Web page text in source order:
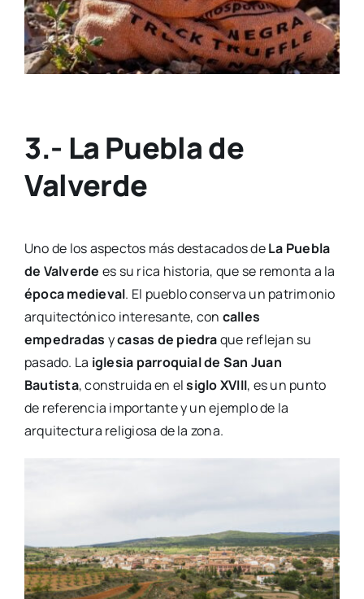
3.- La Puebla de
Valverde
Uno de los aspectos más destacados deLa Puebla
de Valverde es su rica historia, que se remonta a la
época medieval. El pueblo conserva un patrimonio
arquitectónico interesante, con calles
empedradas ycasas de piedraque reflejan su
pasado. La iglesia parroquial de San Juan
Bautista, construida en elsiglo XVIII, es un punto
de referencia importante y un ejemplo de la
arquitectura religiosa de la zona.